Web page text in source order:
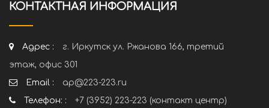
КОНТАКТНАЯ ИНФОРМАЦИЯ
Адрес :
г. Иркутск ул. Ржанова 166, третий
этаж, офис 301
Email :
ap@223-223.ru
Телефон: :
+7 (3952) 223-223 (контакт центр)